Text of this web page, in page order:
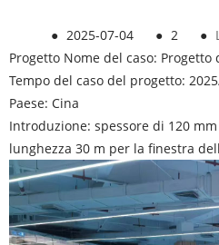
● 2025-07-04 ● 2 ●
Progetto Nome del caso:
Tempo del caso del progetto:
Paese: Cina
Introduzione: spessore di 120
lunghezza 30 m per la finestra